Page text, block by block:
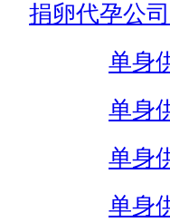
捐卵代孕公司
单身
单身
单身
单身